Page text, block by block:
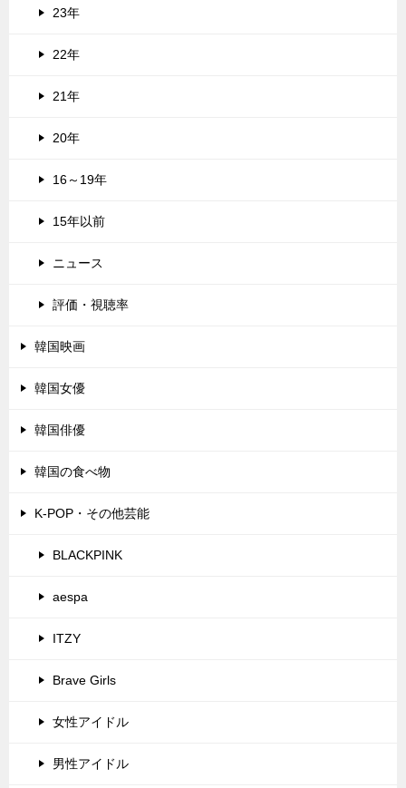
23年
22年
21年
20年
16～19年
15年以前
ニュース
評価・視聴率
韓国映画
韓国女優
韓国俳優
韓国の食べ物
K-POP・その他芸能
BLACKPINK
aespa
ITZY
Brave Girls
女性アイドル
男性アイドル